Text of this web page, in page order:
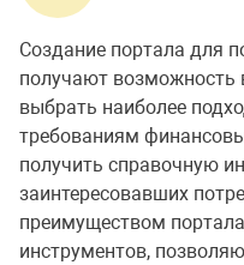
Создание портала для
получают
выбрать наиболее
требованиям
получить справочную
заинтересовавших
преимуществом
инструментов,